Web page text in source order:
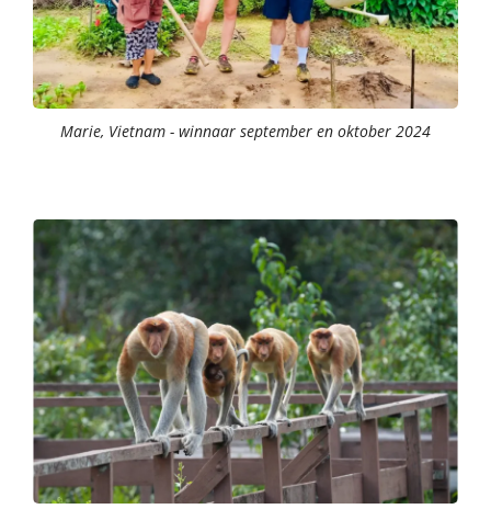
Marie, Vietnam - winnaar september en oktober 2024